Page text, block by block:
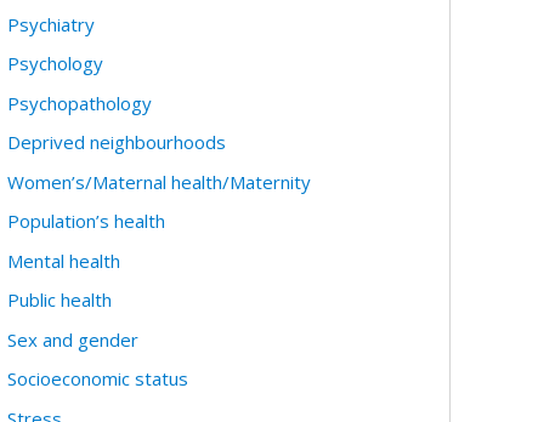
Psychiatry
Psychology
Psychopathology
Deprived neighbourhoods
Women’s/Maternal health/Maternity
Population’s health
Mental health
Public health
Sex and gender
Socioeconomic status